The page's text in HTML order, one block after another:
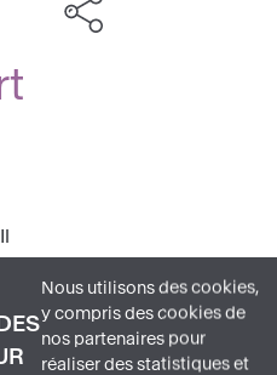
Nous utilisons des cookies,
y compris des cookies de
nos partenaires pour
réaliser des statistiques et